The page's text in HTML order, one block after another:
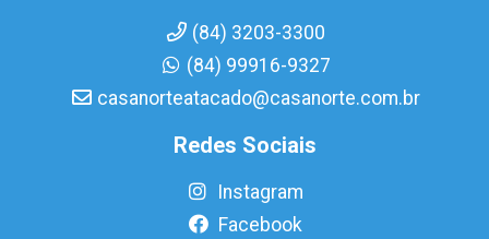
(84) 3203-3300
(84) 99916-9327
casanorteatacado@casanorte.com.br
Redes Sociais
Instagram
Facebook